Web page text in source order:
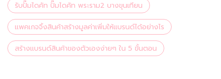
รับปั๊มไดคัท ปั๊มไดคัท พระราม2 บางขุนเทียน
แพคเกจจิ้งสินค้าสร้างมูลค่าเพิ่มให้แบรนด์ได้อย่างไร
สร้างแบรนด์สินค้าของตัวเองง่ายๆ ใน 5 ขั้นตอน